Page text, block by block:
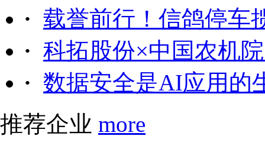
· 载誉前行！信鸽停车
· 科拓股份×中国农机
· 数据安全是AI应用的
推荐企业 more